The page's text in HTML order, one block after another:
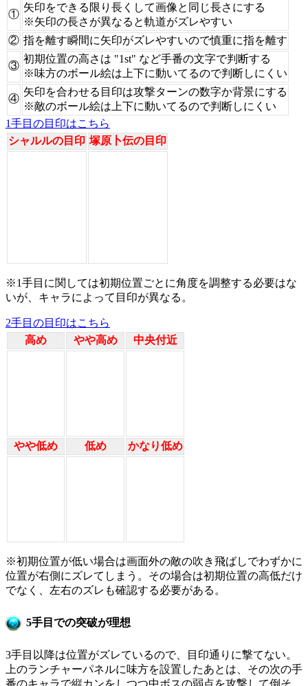
①
矢印をできる限り長くして画像と同じ長さにする
※矢印の長さが異なると軌道がズレやすい
② 指を離す瞬間に矢印がズレやすいので慎重に指を離す
③
初期位置の高さは "1st" など手番の文字で判断する
※味方のボール絵は上下に動いてるので判断しにくい
④
矢印を合わせる目印は攻撃ターンの数字か背景にする
※敵のボール絵は上下に動いてるので判断しにくい
1手目の目印はこちら
シャルルの目印 塚原卜伝の目印
※1手目に関しては初期位置ごとに角度を調整する必要はな
いが、キャラによって目印が異なる。
2手目の目印はこちら
高め
やや高め 中央付近
やや低め 低め かなり低め
※初期位置が低い場合は画面外の敵の吹き飛ばしでわずかに
位置が右側にズレてしまう。その場合は初期位置の高低だけ
でなく、左右のズレも確認する必要がある。
5手目での突破が理想
3手目以降は位置がズレているので、目印通りに撃てない。
上のランチャーパネルに味方を設置したあとは、その次の手